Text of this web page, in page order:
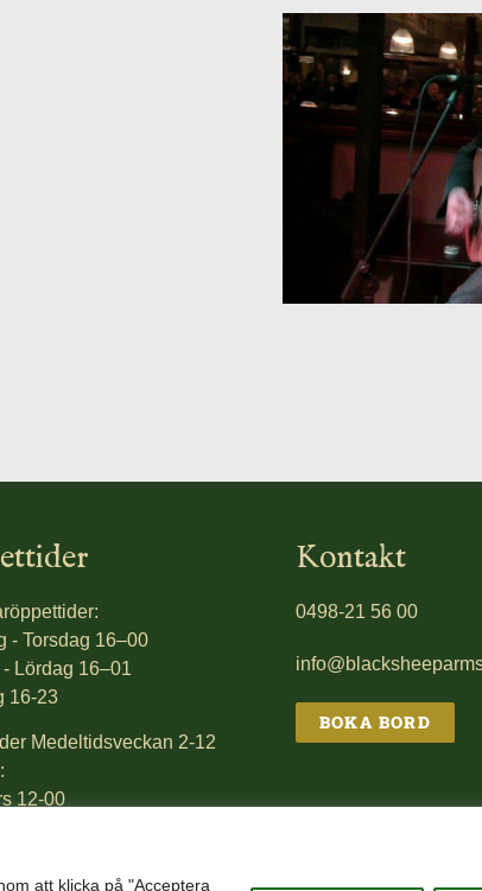
att klicka på "Acceptera
- Torsdag 16–00
- Lördag 16–01
16-23
Medeltidsveckan 2-12
12-00
Kontakt
0498-21 56 00
BOKA BORD